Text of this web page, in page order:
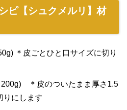
ピ【シュクメルリ】材
＊皮ごとひと口サイズに切り
200g) ＊皮のついたまま厚さ1.5
りにします